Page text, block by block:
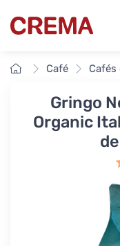
Crema
Accueil
Café Cafés
Gringo
Organic